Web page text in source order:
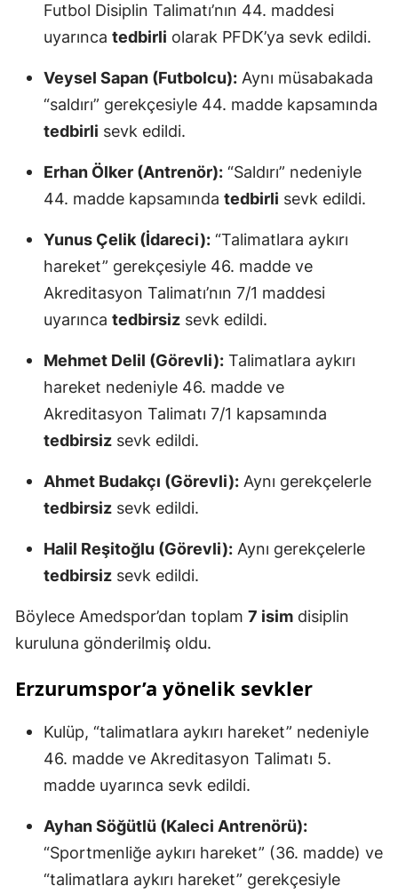
Futbol Disiplin Talimatı’nın 44. maddesi
uyarınca tedbirli olarak PFDK’ya sevk edildi.
Veysel Sapan (Futbolcu): Aynı müsabakada
“saldırı” gerekçesiyle 44. madde kapsamında
tedbirli sevk edildi.
Erhan Ölker (Antrenör): “Saldırı” nedeniyle
44. madde kapsamında tedbirli sevk edildi.
Yunus Çelik (İdareci): “Talimatlara aykırı
hareket” gerekçesiyle 46. madde ve
Akreditasyon Talimatı’nın 7/1 maddesi
uyarınca tedbirsiz sevk edildi.
Mehmet Delil (Görevli): Talimatlara aykırı
hareket nedeniyle 46. madde ve
Akreditasyon Talimatı 7/1 kapsamında
tedbirsiz sevk edildi.
Ahmet Budakçı (Görevli): Aynı gerekçelerle
tedbirsiz sevk edildi.
Halil Reşitoğlu (Görevli): Aynı gerekçelerle
tedbirsiz sevk edildi.
Böylece Amedspor’dan toplam 7 isim disiplin
kuruluna gönderilmiş oldu.
Erzurumspor’a yönelik sevkler
Kulüp, “talimatlara aykırı hareket” nedeniyle
46. madde ve Akreditasyon Talimatı 5.
madde uyarınca sevk edildi.
Ayhan Söğütlü (Kaleci Antrenörü):
“Sportmenliğe aykırı hareket” (36. madde) ve
“talimatlara aykırı hareket” gerekçesiyle